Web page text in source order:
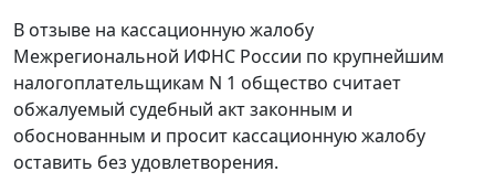
В отзыве на кассационную жалобу
Межрегиональной ИФНС России по крупнейшим
налогоплательщикам N 1 общество считает
обжалуемый судебный акт законным и
обоснованным и просит кассационную жалобу
оставить без удовлетворения.